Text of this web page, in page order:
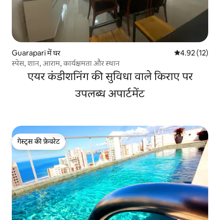
Guarapari में घर औसत रेटिंग 5 में
4.92 (12)
स्पेस, शान, आराम, कार्यक्षमता और स्थान
एयर कंडीशनिंग की सुविधा वाले किराए पर
उपलब्ध अपार्टमेंट
गेस्ट्स की फ़ेवरेट
गेस्ट्स की फ़ेवरेट